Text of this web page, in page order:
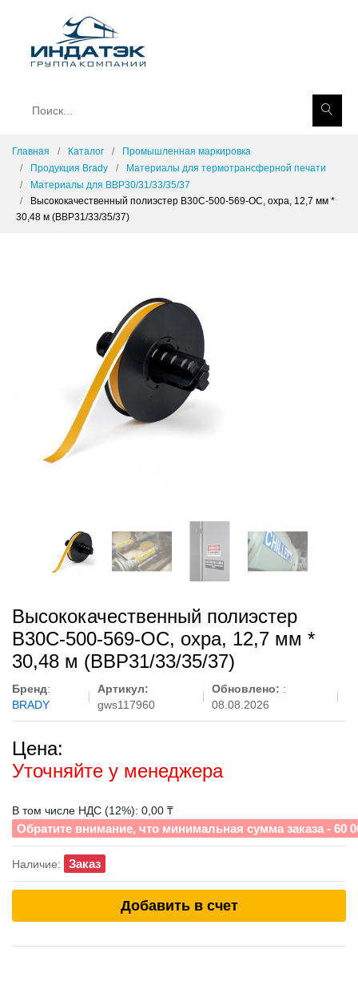
Главная Каталог
Промышленная маркировка
Продукция Brady
Материалы для термотрансферной печати
Материалы для BBP30/31/33/35/37
Высококачественный полиэстер B30C-500-569-OC, охра, 12,7 мм *
30,48 м (BBP31/33/35/37)
Высококачественный полиэстер
B30C-500-569-OC, охра, 12,7 мм *
30,48 м (BBP31/33/35/37)
Бренд:
BRADY
Артикул:
gws117960
Обновлено: :
08.08.2026
Цена:
Уточняйте у менеджера
В том числе НДС (12%): 0,00 ₸
Обратите внимание, что минимальная сумма заказа - 60
Наличие: Заказ
Добавить в счет